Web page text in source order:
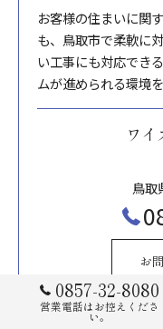
お客様の住まいに関
も、鳥取市で柔軟に
い工事にも対応でき
ムが進められる環境
ワ
鳥取
お
0857-32-8080
営業電話はお控えくださ
い。